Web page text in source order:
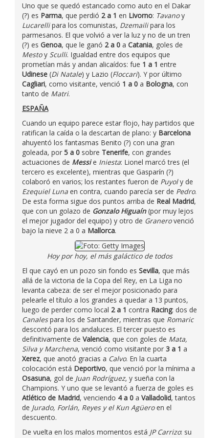
Uno que se quedó estancado como auto en el Dakar
(?) es Parma, que perdió 2 a 1 en Livorno: Tavanoy
Lucarellipara los comunistas, Dzemailipara los
parmesanos. El que volvió a ver la luz y no de un tren
(?) es Genoa, que le ganó 2 a 0 a Catania, goles de
Mestoy Sculli. Igualdad entre dos equipos que
prometían más y andan alicaídos: fue 1 a 1 entre
Udinese (Di Natale) y Lazio (Floccari). Y por último
Cagliari, como visitante, venció 1 a 0 a Bologna, con
tanto de Matri.
ESPAÑA
Cuando un equipo parece estar flojo, hay partidos que
ratifican la caída o la descartan de plano: y Barcelona
ahuyentó los fantasmas Benito (?) con una gran
goleada, por 5 a 0 sobre Tenerife, con grandes
actuaciones de Messie Iniesta: Lionel marcó tres (el
tercero es excelente), mientras que Gasparín (?)
colaboró en varios; los restantes fueron de Puyoly de
Ezequiel Luna en contra, cuando parecía ser de Pedro.
De esta forma sigue dos puntos arriba de Real Madrid,
que con un golazo de Gonzalo Higuaín(por muy lejos
el mejor jugador del equipo) y otro de Granerovenció
bajo la nieve 2 a 0 a Mallorca.
Hoy por hoy, el más galáctico de todos
El que cayó en un pozo sin fondo es Sevilla, que más
allá de la victoria de la Copa del Rey, en La Liga no
levanta cabeza: de ser el mejor posicionado para
pelearle el título a los grandes a quedar a 13 puntos,
luego de perder como local 2 a 1 contra Racing: dos de
Canalespara los de Santander, mientras que Romaric
descontó para los andaluces. El tercer puesto es
definitivamente de Valencia, que con goles de Mata,
Silva y Marchena, venció como visitante por 3 a 1 a
Xerez, que anotó gracias a Calvo. En la cuarta
colocación está Deportivo, que venció por la mínima a
Osasuna, gol de Juan Rodríguez, y sueña con la
Champions. Y uno que se levantó a fuerza de goles es
Atlético de Madrid, venciendo 4 a 0 a Valladolid, tantos
de Jurado, Forlán, Reyes y el Kun Agüeroen el
descuento.
De vuelta en los malos momentos está JP Carrizo: su